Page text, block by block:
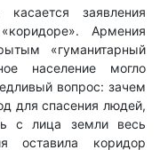
заявления
Армения
«гуманитарный
население могло
вопрос: зачем
для спасения людей,
с лица земли весь
оставила коридор